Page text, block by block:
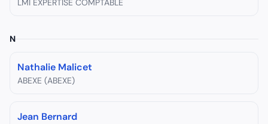
LMI EXPERTISE COMPTABLE
N
Nathalie Malicet
ABEXE (ABEXE)
Jean Bernard